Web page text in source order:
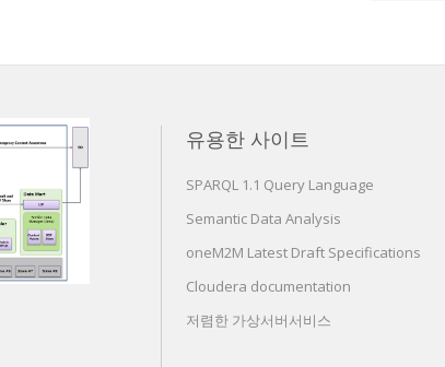
유용한 사이트
SPARQL 1.1 Query Language
Semantic Data Analysis
oneM2M Latest Draft Specifications
Cloudera documentation
저렴한 가상서버서비스